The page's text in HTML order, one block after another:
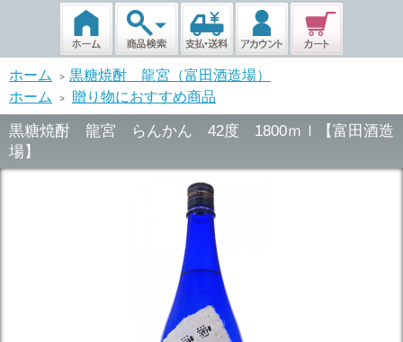
ホーム > 黒糖焼酎 龍宮（富田酒造場）
ホーム
> 贈り物におすすめ商品
黒糖焼酎 龍宮 らんかん 42度 1800ｍｌ【富田酒造
場】